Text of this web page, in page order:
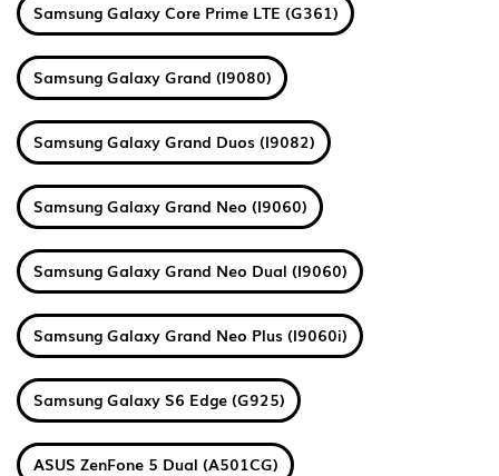
Samsung Galaxy Core Prime LTE (G361)
Samsung Galaxy Grand (I9080)
Samsung Galaxy Grand Duos (I9082)
Samsung Galaxy Grand Neo (I9060)
Samsung Galaxy Grand Neo Dual (I9060)
Samsung Galaxy Grand Neo Plus (I9060i)
Samsung Galaxy S6 Edge (G925)
ASUS ZenFone 5 Dual (A501CG)